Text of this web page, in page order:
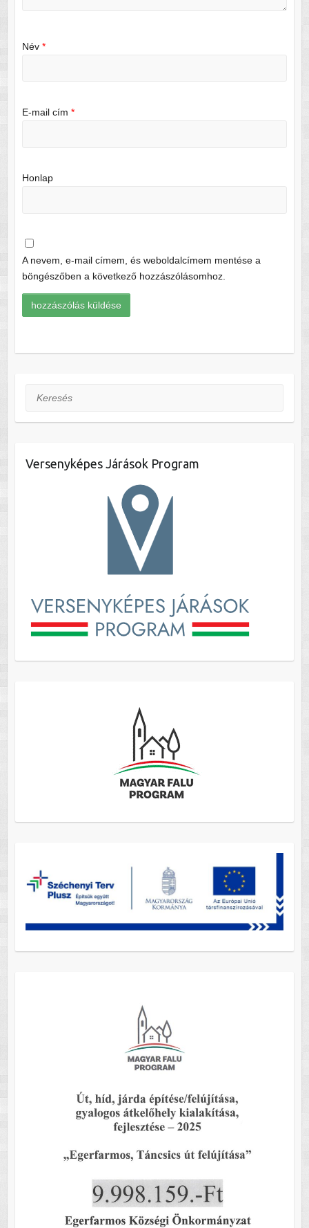
Név *
E-mail cím *
Honlap
A nevem, e-mail címem, és weboldalcímem mentése a
böngészőben a következő hozzászólásomhoz.
Keresés
Versenyképes Járások Program